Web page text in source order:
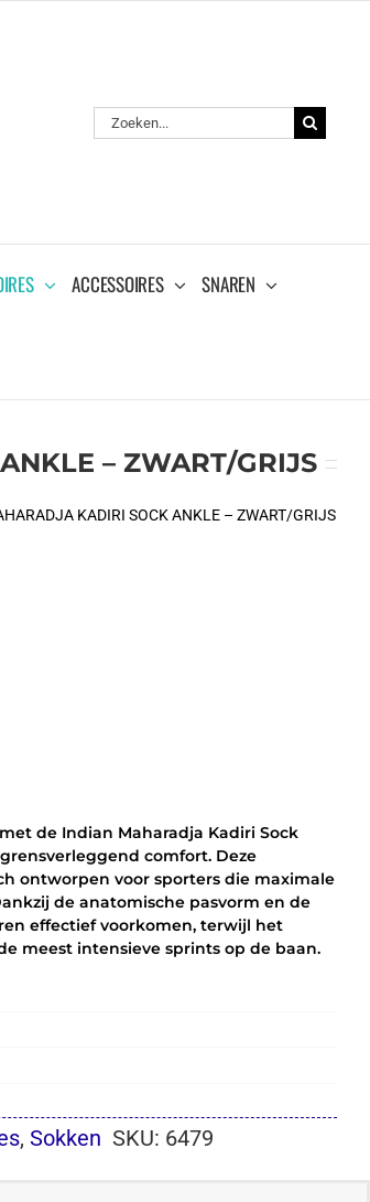
Zoeken
naar:
ACCESSOIRES SNAREN
– ZWART/GRIJS
KADIRI SOCK ANKLE – ZWART/GRIJS
de Indian Maharadja Kadiri Sock
comfort. Deze
ontworpen voor sporters die maximale
de anatomische pasvorm en de
effectief voorkomen, terwijl het
meest intensieve sprints op de baan.
,Sokken SKU: 6479